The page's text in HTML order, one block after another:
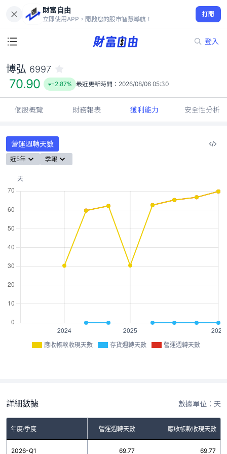
財富自由
立即使用APP，開啟您的股市智慧導航！
打開
登入
70.90
-2.87%
博弘 6997
70.90 -2.87% 最近更新時間： 2026/08/06 05:30
個股概覽 財務報表 獲利能力 安全性分析
營運週轉天數
近5年 季報
應收帳款收現天數 存貨週轉天數 營運週轉天數
詳細數據 數據單位：天
年度/季度
存貨週轉天數 營運週轉天數 應收帳款收現天數
2026-Q1 69.77 69.77